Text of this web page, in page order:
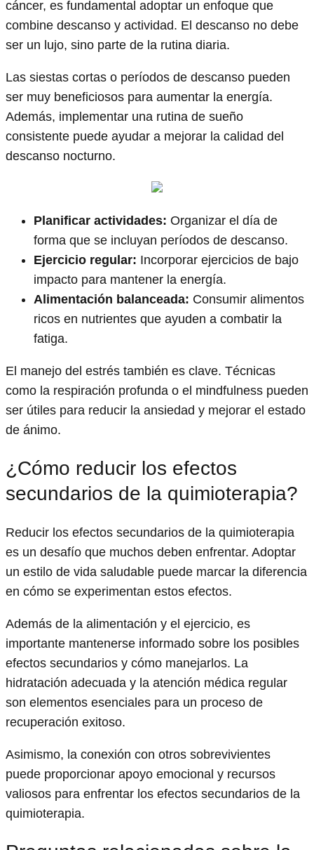
cáncer, es fundamental adoptar un enfoque que
combine descanso y actividad. El descanso no debe
ser un lujo, sino parte de la rutina diaria.
Las siestas cortas o períodos de descanso pueden
ser muy beneficiosos para aumentar la energía.
Además, implementar una rutina de sueño
consistente puede ayudar a mejorar la calidad del
descanso nocturno.
Planificar actividades: Organizar el día de
forma que se incluyan períodos de descanso.
Ejercicio regular: Incorporar ejercicios de bajo
impacto para mantener la energía.
Alimentación balanceada: Consumir alimentos
ricos en nutrientes que ayuden a combatir la
fatiga.
El manejo del estrés también es clave. Técnicas
como la respiración profunda o el mindfulness pueden
ser útiles para reducir la ansiedad y mejorar el estado
de ánimo.
¿Cómo reducir los efectos
secundarios de la quimioterapia?
Reducir los efectos secundarios de la quimioterapia
es un desafío que muchos deben enfrentar. Adoptar
un estilo de vida saludable puede marcar la diferencia
en cómo se experimentan estos efectos.
Además de la alimentación y el ejercicio, es
importante mantenerse informado sobre los posibles
efectos secundarios y cómo manejarlos. La
hidratación adecuada y la atención médica regular
son elementos esenciales para un proceso de
recuperación exitoso.
Asimismo, la conexión con otros sobrevivientes
puede proporcionar apoyo emocional y recursos
valiosos para enfrentar los efectos secundarios de la
quimioterapia.